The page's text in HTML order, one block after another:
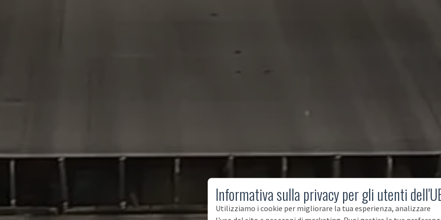
Informativa sulla privacy per gli utenti
Utilizziamo i cookie per migliorare la tua esperienza, analizzare